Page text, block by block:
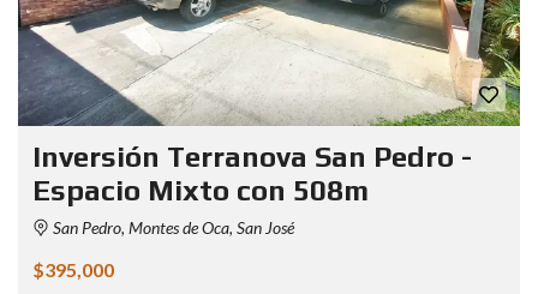
Inversión Terranova San Pedro -
Espacio Mixto con 508m
San Pedro, Montes de Oca, San José
$395,000